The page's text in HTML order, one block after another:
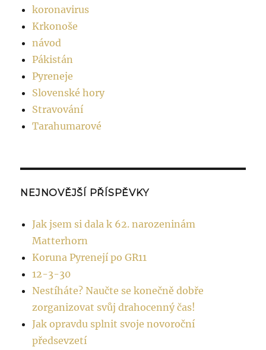
koronavirus
Krkonoše
návod
Pákistán
Pyreneje
Slovenské hory
Stravování
Tarahumarové
NEJNOVĚJŠÍ PŘÍSPĚVKY
Jak jsem si dala k 62. narozeninám
Matterhorn
Koruna Pyrenejí po GR11
12-3-30
Nestíháte? Naučte se konečně dobře
zorganizovat svůj drahocenný čas!
Jak opravdu splnit svoje novoroční
předsevzetí